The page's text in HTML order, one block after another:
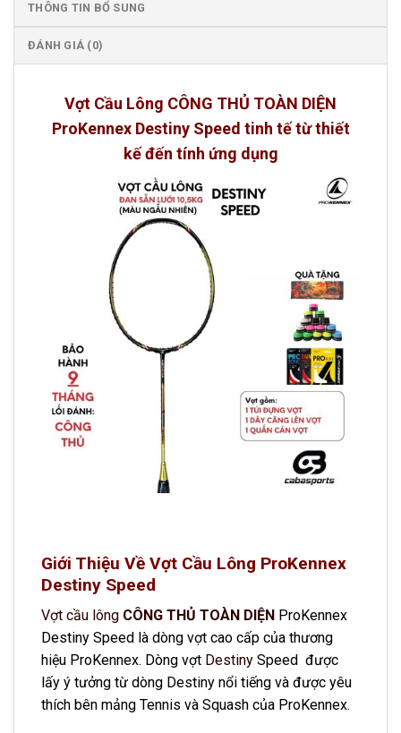
THÔNG TIN BỔ SUNG
ĐÁNH GIÁ (0)
Vợt Cầu Lông CÔNG THỦ TOÀN DIỆN
ProKennex Destiny Speed tinh tế từ thiết
kế đến tính ứng dụng
Giới Thiệu Về Vợt Cầu Lông ProKennex
Destiny Speed
Vợt cầu lông CÔNG THỦ TOÀN DIỆN ProKennex
Destiny Speed là dòng vợt cao cấp của thương
hiệu ProKennex. Dòng vợt Destiny Speed được
lấy ý tưởng từ dòng Destiny nổi tiếng và được yêu
thích bên mảng Tennis và Squash của ProKennex.